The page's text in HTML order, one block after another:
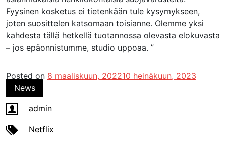
Fyysinen kosketus ei tietenkään tule kysymykseen,
joten suosittelen katsomaan toisianne. Olemme yksi
kahdesta tällä hetkellä tuotannossa olevasta elokuvasta
– jos epäonnistumme, studio uppoaa. ”
Posted on 8 maaliskuun, 202210 heinäkuun, 2023
News
admin
Netflix